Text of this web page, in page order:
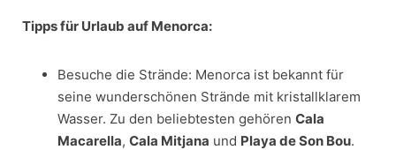
Tipps für Urlaub auf Menorca:
Besuche die Strände: Menorca ist bekannt für
seine wunderschönen Strände mit kristallklarem
Wasser. Zu den beliebtesten gehören Cala
Macarella, Cala Mitjana und Playa de Son Bou.